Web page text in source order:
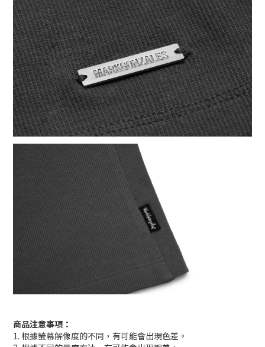
商品注意事項：
1. 根據螢幕解像度的不同，有可能會出現色差。